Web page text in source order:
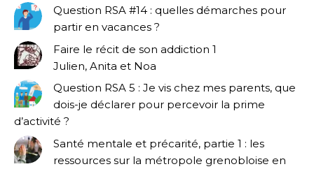
Question RSA #14 : quelles démarches pour
partir en vacances ?
Faire le récit de son addiction 1
Julien, Anita et Noa
Question RSA 5 : Je vis chez mes parents, que
dois-je déclarer pour percevoir la prime
d’activité ?
Santé mentale et précarité, partie 1 : les
ressources sur la métropole grenobloise en